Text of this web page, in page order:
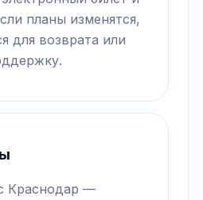
планы изменятся,
для возврата или
Краснодар —